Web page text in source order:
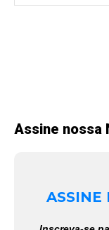
Assine nossa
ASSINE